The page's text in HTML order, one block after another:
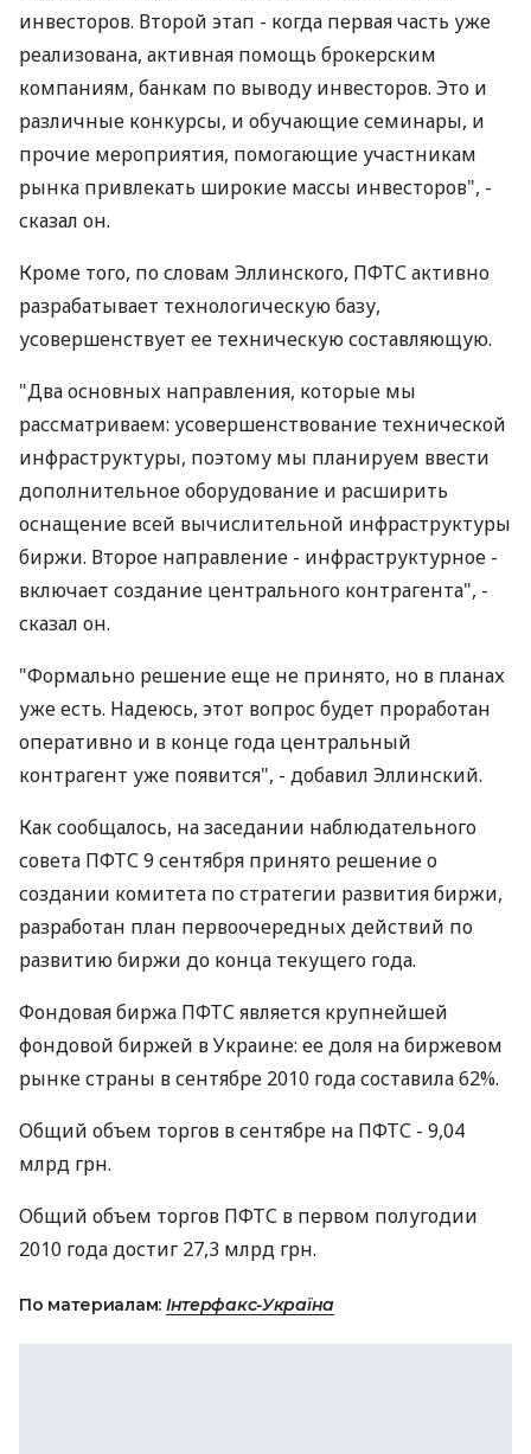
инвесторов. Второй этап - когда первая часть уже
реализована, активная помощь брокерским
компаниям, банкам по выводу инвесторов. Это и
различные конкурсы, и обучающие семинары, и
прочие мероприятия, помогающие участникам
рынка привлекать широкие массы инвесторов", -
сказал он.
Кроме того, по словам Эллинского, ПФТС активно
разрабатывает технологическую базу,
усовершенствует ее техническую составляющую.
"Два основных направления, которые мы
рассматриваем: усовершенствование технической
инфраструктуры, поэтому мы планируем ввести
дополнительное оборудование и расширить
оснащение всей вычислительной инфраструктуры
биржи. Второе направление - инфраструктурное -
включает создание центрального контрагента", -
сказал он.
"Формально решение еще не принято, но в планах
уже есть. Надеюсь, этот вопрос будет проработан
оперативно и в конце года центральный
контрагент уже появится", - добавил Эллинский.
Как сообщалось, на заседании наблюдательного
совета ПФТС 9 сентября принято решение о
создании комитета по стратегии развития биржи,
разработан план первоочередных действий по
развитию биржи до конца текущего года.
Фондовая биржа ПФТС является крупнейшей
фондовой биржей в Украине: ее доля на биржевом
рынке страны в сентябре 2010 года составила 62%.
Общий объем торгов в сентябре на ПФТС - 9,04
млрд грн.
Общий объем торгов ПФТС в первом полугодии
2010 года достиг 27,3 млрд грн.
По материалам: Інтерфакс-Україна